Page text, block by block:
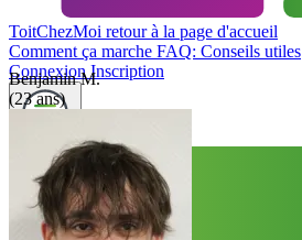
ToitChezMoi retour à la page d'accueil
Comment ça marche FAQ: Conseils utiles
Connexion Inscription
Benjamin M.
(23 ans)